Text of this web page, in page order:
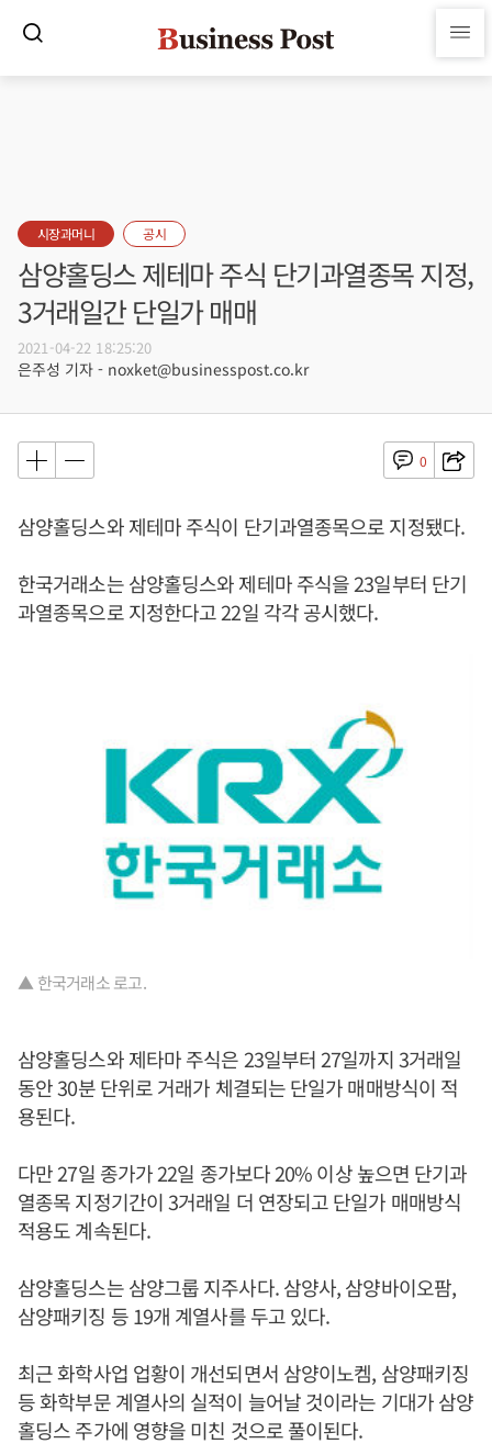
시장과머니 공시
삼양홀딩스 제테마 주식 단기과열종목 지정,
3거래일간 단일가 매매
2021-04-22 18:25:20
은주성 기자 - noxket@businesspost.co.kr
0
삼양홀딩스와 제테마 주식이 단기과열종목으로 지정됐다.
한국거래소는 삼양홀딩스와 제테마 주식을 23일부터 단기
과열종목으로 지정한다고 22일 각각 공시했다.
▲ 한국거래소 로고.
삼양홀딩스와 제타마 주식은 23일부터 27일까지 3거래일
동안 30분 단위로 거래가 체결되는 단일가 매매방식이 적
용된다.
다만 27일 종가가 22일 종가보다 20% 이상 높으면 단기과
열종목 지정기간이 3거래일 더 연장되고 단일가 매매방식
적용도 계속된다.
삼양홀딩스는 삼양그룹 지주사다. 삼양사, 삼양바이오팜,
삼양패키징 등 19개 계열사를 두고 있다.
최근 화학사업 업황이 개선되면서 삼양이노켐, 삼양패키징
등 화학부문 계열사의 실적이 늘어날 것이라는 기대가 삼양
홀딩스 주가에 영향을 미친 것으로 풀이된다.